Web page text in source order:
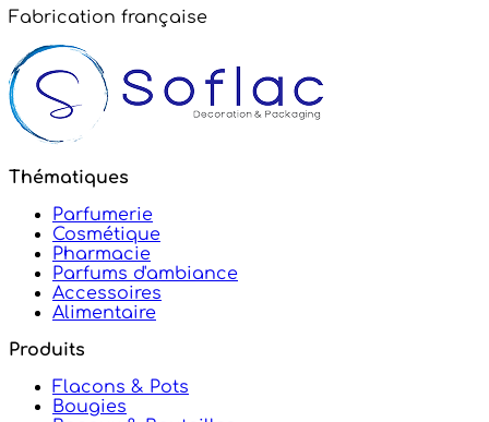
Fabrication française
Thématiques
Parfumerie
Cosmétique
Pharmacie
Parfums d'ambiance
Accessoires
Alimentaire
Produits
Flacons & Pots
Bougies